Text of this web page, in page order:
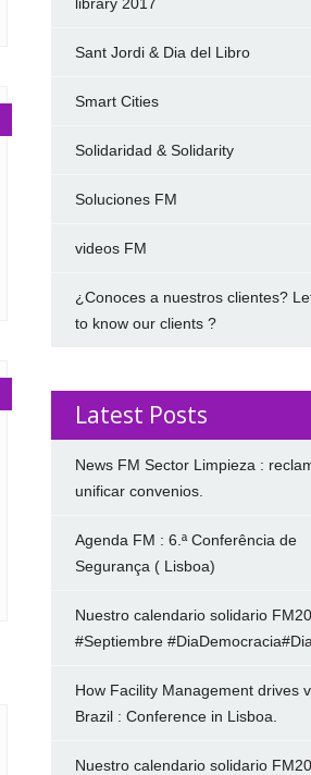
Sant Jordi & Dia del Libro
Smart Cities
Solidaridad & Solidarity
Soluciones FM
videos FM
¿Conoces a nuestros clientes?
to know our clients ?
Latest Posts
News FM Sector Limpieza :
unificar convenios.
Agenda FM : 6.ª Conferência de
Segurança ( Lisboa)
Nuestro calendario solidario
#Septiembre
How Facility Management drives
Brazil : Conference in Lisboa.
Nuestro calendario solidario